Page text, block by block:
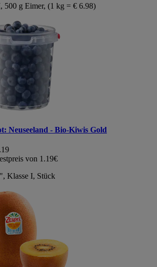
500 g Eimer, (1 kg = € 6.98)
Neuseeland - Bio-Kiwis Gold
von 1.19€
Klasse I, Stück